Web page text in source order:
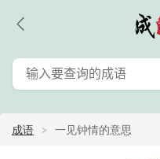
成语 一见钟情的意思